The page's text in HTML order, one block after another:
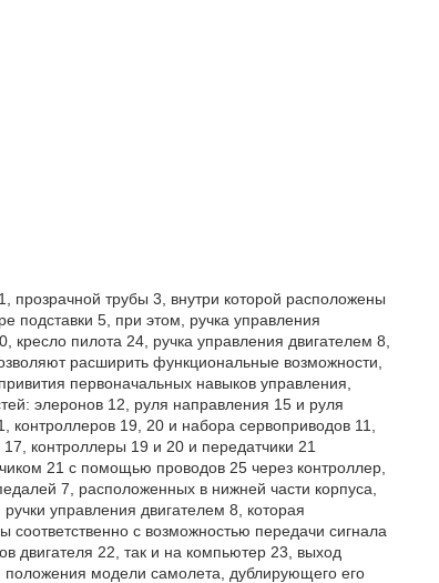
прозрачной трубы 3, внутри которой расположены
5, при этом, ручка управления
пилота 24, ручка управления двигателем 8,
расширить функциональные возможности,
первоначальных навыков управления,
элеронов 12, руля направления 15 и руля
контроллеров 19, 20 и набора сервоприводов 11,
контроллеры 19 и 20 и передатчики 21
21 с помощью проводов 25 через контроллер,
7, расположенных в нижней части корпуса,
управления двигателем 8, которая
с возможностью передачи сигнала
двигателя 22, так и на компьютер 23, выход
положения модели самолета, дублирующего его